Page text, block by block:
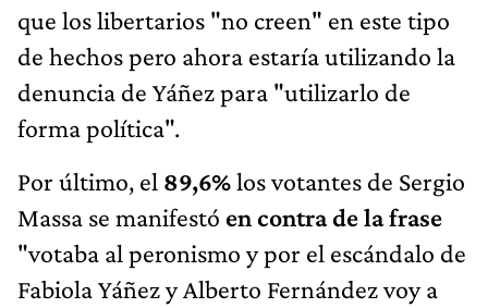
que los libertarios "no creen" en este tipo
de hechos pero ahora estaría utilizando la
denuncia de Yáñez para "utilizarlo de
forma política".
Por último, el 89,6%los votantes de Sergio
Massa se manifestó en contra de la frase
"votaba al peronismo y por el escándalo de
Fabiola Yáñez y Alberto Fernández voy a